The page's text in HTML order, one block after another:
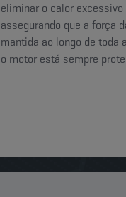
eliminar o calor excessivo
assegurando que a força
mantida ao longo de toda
o motor está sempre